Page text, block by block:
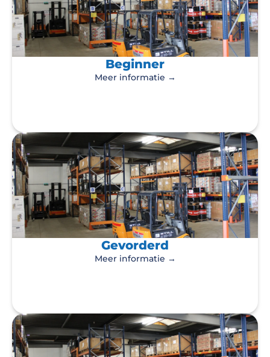
Beginner
Meer informatie →
Gevorderd
Meer informatie →